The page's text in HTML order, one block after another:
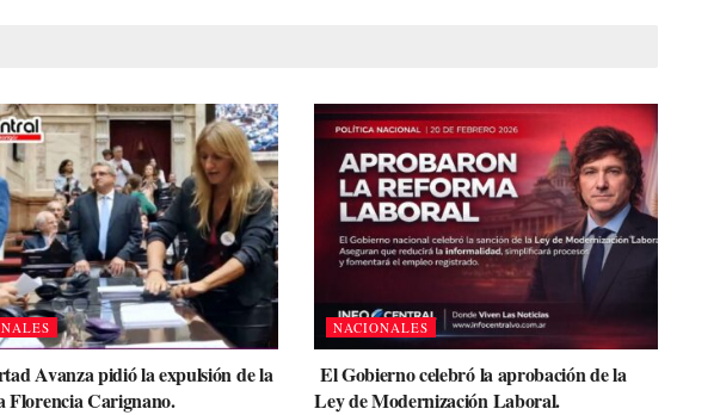
Avanza pidió la expulsión de la
Florencia Carignano.
NACIONALES
El Gobierno celebró la aprobación de la
Ley de Modernización Laboral.